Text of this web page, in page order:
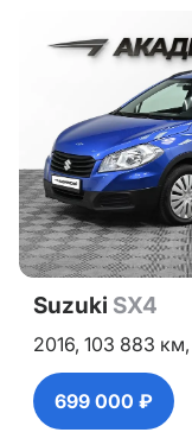
Suzuki SX4
2016, 103 883 км,
699 000 ₽